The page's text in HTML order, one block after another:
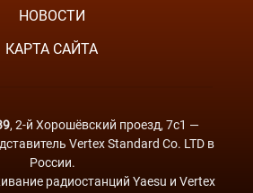
НОВОСТИ
КАРТА САЙТА
, 2-й Хорошёвский проезд, 7с1 —
Vertex Standard Co. LTD в
России.
радиостанций Yaesu и Vertex